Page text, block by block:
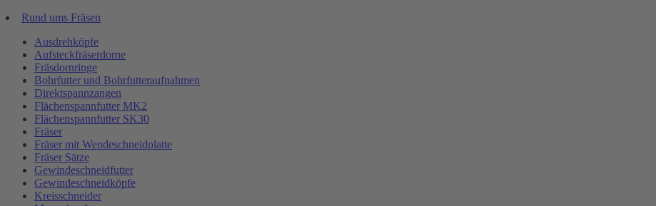
Rund ums Fräsen
Ausdrehköpfe
Aufsteckfräserdorne
Fräsdornringe
Bohrfutter und Bohrfutteraufnahmen
Direktspannzangen
Flächenspannfutter MK2
Flächenspannfutter SK30
Fräser
Fräser mit Wendeschneidplatte
Fräser Sätze
Gewindeschneidfutter
Gewindeschneidköpfe
Kreisschneider